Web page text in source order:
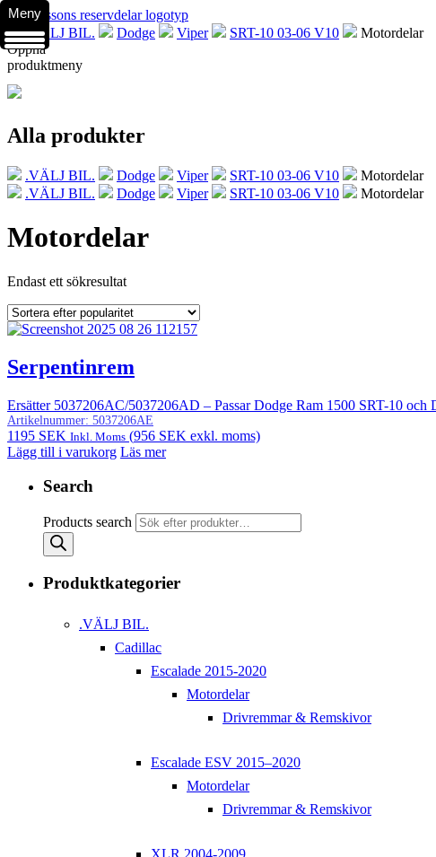
.VÄLJ BIL. Dodge Viper SRT-10 03-06 V10
Motordelar
Öppna
produktmeny
Alla produkter
.VÄLJ BIL. Dodge Viper SRT-10 03-06 V10
Motordelar
.VÄLJ BIL.
Dodge Viper SRT-10 03-06 V10 Motordelar
Motordelar
Endast ett sökresultat
Serpentinrem
Ersätter 5037206AC/5037206AD – Passar Dodge Ram 1500 SRT-10
Artikelnummer: 5037206AE
1195 SEK Inkl. Moms (956 SEK exkl. moms)
Lägg till i varukorg Läs mer
Search
Products search
Produktkategorier
.VÄLJ BIL.
Cadillac
Escalade 2015-2020
Motordelar
Drivremmar & Remskivor
Escalade ESV 2015–2020
Motordelar
Drivremmar & Remskivor
Meny